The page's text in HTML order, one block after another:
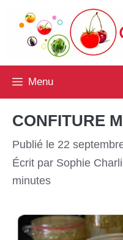
contenu
Menu
CONFITURE
Publié le 22
Écrit par Sophie
minutes